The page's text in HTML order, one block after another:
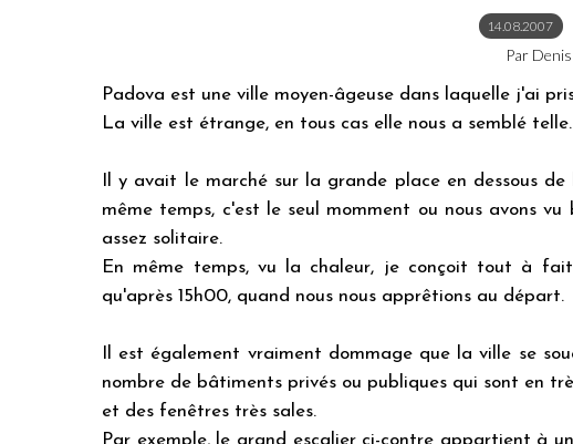
14.08.2007
Par Denis
Padova est une ville moyen-âgeuse dans laquelle j'ai
La ville est étrange, en tous cas elle nous a semblé telle.
Il y avait le marché sur la grande place en dessous
même temps, c'est le seul momment ou nous avons
assez solitaire.
En même temps, vu la chaleur, je conçoit tout à
qu'après 15h00, quand nous nous apprêtions au départ.
Il est également vraiment dommage que la ville se
nombre de bâtiments privés ou publiques qui sont en
et des fenêtres très sales.
Par exemple, le grand escalier ci-contre appartient à